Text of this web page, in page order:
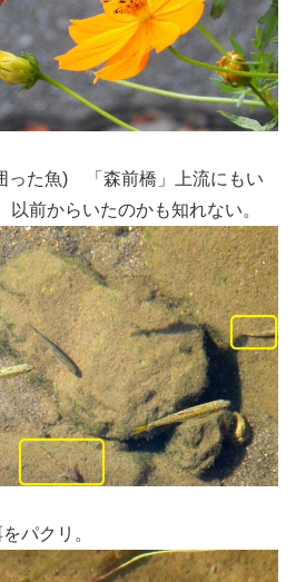
った魚)
「森前橋」上流にもい
以前からいたのかも知れない。
パクリ。